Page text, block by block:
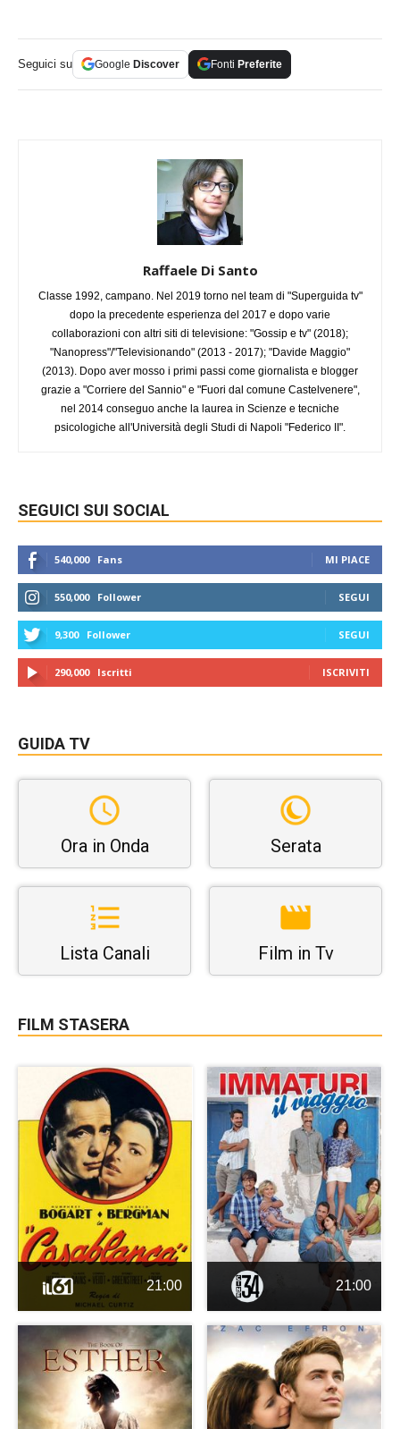
Seguici su Google Discover Fonti Preferite
Raffaele Di Santo
Classe 1992, campano. Nel 2019 torno nel team di "Superguida tv"
dopo la precedente esperienza del 2017 e dopo varie
collaborazioni con altri siti di televisione: "Gossip e tv" (2018);
"Nanopress"/"Televisionando" (2013 - 2017); "Davide Maggio"
(2013). Dopo aver mosso i primi passi come giornalista e blogger
grazie a "Corriere del Sannio" e "Fuori dal comune Castelvenere",
nel 2014 conseguo anche la laurea in Scienze e tecniche
psicologiche all'Università degli Studi di Napoli "Federico II".
SEGUICI SUI SOCIAL
540,000 Fans MI PIACE
550,000 Follower SEGUI
9,300 Follower SEGUI
290,000 Iscritti ISCRIVITI
GUIDA TV
Ora in Onda Serata
Lista Canali Film in Tv
FILM STASERA
21:00 21:00